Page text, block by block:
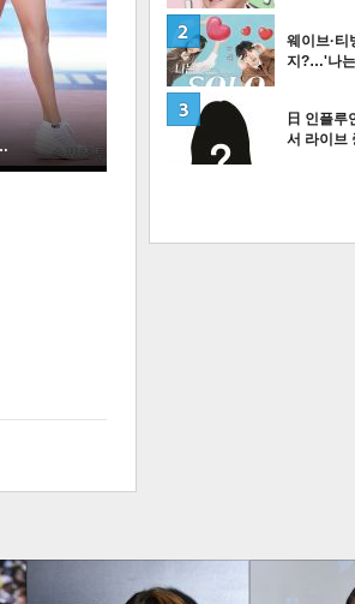
네티즌 포토
웨이브·티
지?…'나
日 인플루
서 라이브